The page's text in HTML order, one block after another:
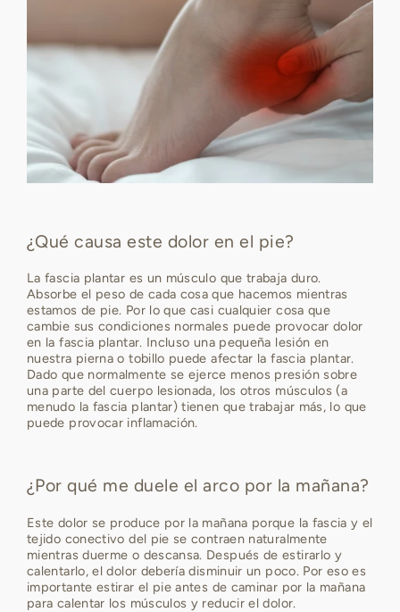
¿Qué causa este dolor en el pie?
La fascia plantar es un músculo que trabaja duro.
Absorbe el peso de cada cosa que hacemos mientras
estamos de pie. Por lo que casi cualquier cosa que
cambie sus condiciones normales puede provocar dolor
en la fascia plantar. Incluso una pequeña lesión en
nuestra pierna o tobillo puede afectar la fascia plantar.
Dado que normalmente se ejerce menos presión sobre
una parte del cuerpo lesionada, los otros músculos (a
menudo la fascia plantar) tienen que trabajar más, lo que
puede provocar inflamación.
¿Por qué me duele el arco por la mañana?
Este dolor se produce por la mañana porque la fascia y el
tejido conectivo del pie se contraen naturalmente
mientras duerme o descansa. Después de estirarlo y
calentarlo, el dolor debería disminuir un poco. Por eso es
importante estirar el pie antes de caminar por la mañana
para calentar los músculos y reducir el dolor.